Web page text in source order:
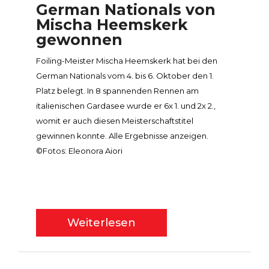
German Nationals von
Mischa Heemskerk
gewonnen
Foiling-Meister Mischa Heemskerk hat bei den
German Nationals vom 4. bis 6. Oktober den 1.
Platz belegt. In 8 spannenden Rennen am
italienischen Gardasee wurde er 6x 1. und 2x 2.,
womit er auch diesen Meisterschaftstitel
gewinnen konnte. Alle Ergebnisse anzeigen.
©Fotos: Eleonora Aiori
Weiterlesen